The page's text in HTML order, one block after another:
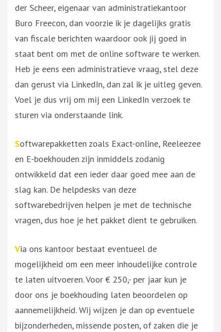
der Scheer, eigenaar van administratiekantoor
Buro Freecon, dan voorzie ik je dagelijks gratis
van fiscale berichten waardoor ook jij goed in
staat bent om met de online software te werken.
Heb je eens een administratieve vraag, stel deze
dan gerust via LinkedIn, dan zal ik je uitleg geven.
Voel je dus vrij om mij een LinkedIn verzoek te
sturen via onderstaande link.
Softwarepakketten zoals Exact-online, Reeleezee
en E-boekhouden zijn inmiddels zodanig
ontwikkeld dat een ieder daar goed mee aan de
slag kan. De helpdesks van deze
softwarebedrijven helpen je met de technische
vragen, dus hoe je het pakket dient te gebruiken.
Via ons kantoor bestaat eventueel de
mogelijkheid om een meer inhoudelijke controle
te laten uitvoeren. Voor € 250,- per jaar kun je
door ons je boekhouding laten beoordelen op
aannemelijkheid. Wij wijzen je dan op eventuele
bijzonderheden, missende posten, of zaken die je